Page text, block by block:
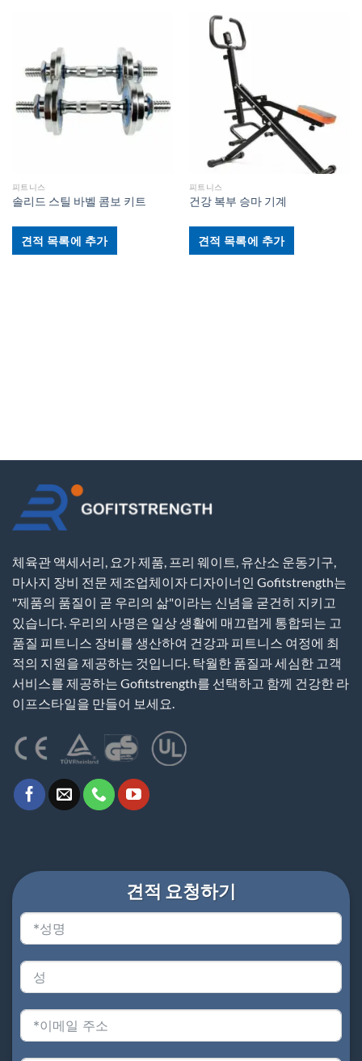
피트니스
솔리드 스틸 바벨 콤보 키트
견적 목록에 추가
피트니스
건강 복부 승마 기계
견적 목록에 추가
체육관 액세서리, 요가 제품, 프리 웨이트, 유산소 운동기구,
마사지 장비 전문 제조업체이자 디자이너인 Gofitstrength는
"제품의 품질이 곧 우리의 삶"이라는 신념을 굳건히 지키고
있습니다. 우리의 사명은 일상 생활에 매끄럽게 통합되는 고
품질 피트니스 장비를 생산하여 건강과 피트니스 여정에 최
적의 지원을 제공하는 것입니다. 탁월한 품질과 세심한 고객
서비스를 제공하는 Gofitstrength를 선택하고 함께 건강한 라
이프스타일을 만들어 보세요.
견적 요청하기